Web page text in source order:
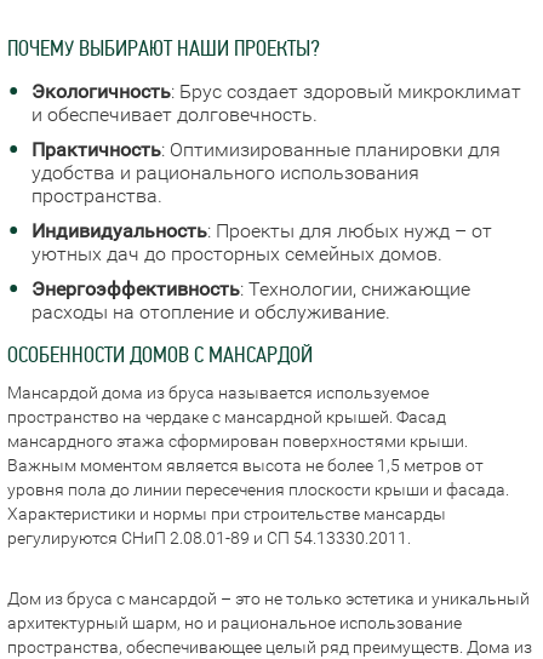
ПОЧЕМУ ВЫБИРАЮТ НАШИ ПРОЕКТЫ?
Экологичность: Брус создает здоровый микроклимат
и обеспечивает долговечность.
Практичность: Оптимизированные планировки для
удобства и рационального использования
пространства.
Индивидуальность: Проекты для любых нужд – от
уютных дач до просторных семейных домов.
Энергоэффективность: Технологии, снижающие
расходы на отопление и обслуживание.
ОСОБЕННОСТИ ДОМОВ С МАНСАРДОЙ
Мансардой дома из бруса называется используемое
пространство на чердаке с мансардной крышей. Фасад
мансардного этажа сформирован поверхностями крыши.
Важным моментом является высота не более 1,5 метров от
уровня пола до линии пересечения плоскости крыши и фасада.
Характеристики и нормы при строительстве мансарды
регулируются СНиП 2.08.01-89 и СП 54.13330.2011.
Дом из бруса с мансардой – это не только эстетика и уникальный
архитектурный шарм, но и рациональное использование
пространства, обеспечивающее целый ряд преимуществ. Дома из